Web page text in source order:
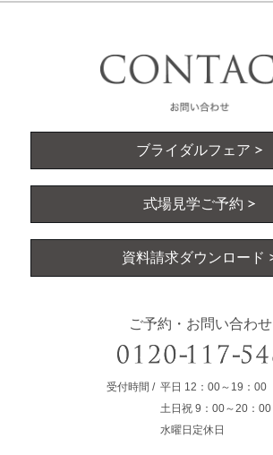
ブライダルフェア
式場見学ご予約
資料請求ダウンロード
ご予約・お問い合わせ
受付時間 平日 12：00～19：00
土日祝 9：00～20：00
水曜日定休日